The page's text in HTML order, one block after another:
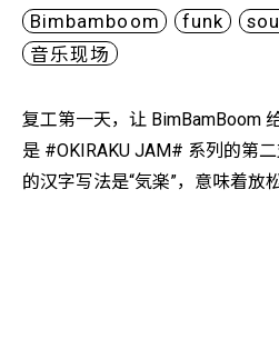
Bimbamboom
funk
音乐现场
复工第一天，让 BimBamBoom
是 #OKIRAKU JAM# 系列的第
的汉字写法是“気楽”，意味着放